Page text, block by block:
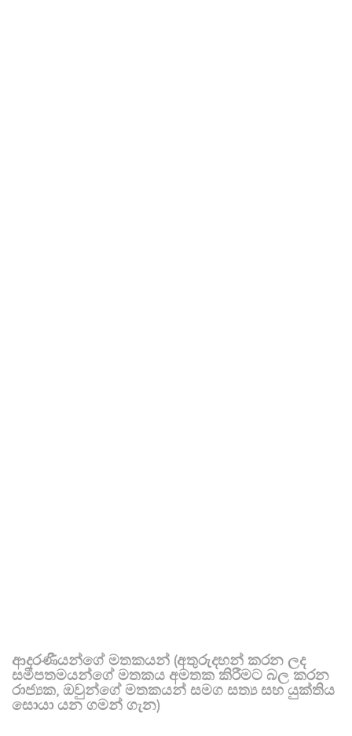
ආදරණීයන්ගේ මතකයන් (අතුරුදහන් කරන ලද
සමීපතමයන්ගේ මතකය අමතක කිරීමට බල කරන
රාජ්‍යක, ඔවුන්ගේ මතකයන් සමග සත්‍ය සහ යුක්තිය
සොයා යන ගමන් ගැන)